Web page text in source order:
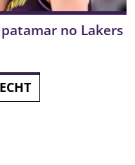
no Lakers